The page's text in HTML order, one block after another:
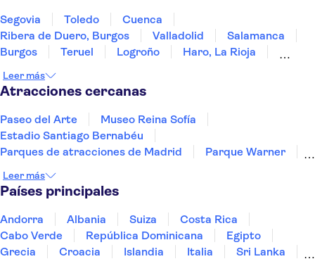
Segovia Toledo
Cuenca
Ribera de Duero, Burgos
Valladolid
Salamanca
Burgos
Teruel Logroño
Haro, La Rioja
Vitoria-Gasteiz
Leer más
Atracciones cercanas
Paseo del Arte
Museo Reina Sofía
Estadio Santiago Bernabéu
Parques de atracciones de Madrid
Parque Warner
Museo Nacional Thyssen-Bornemisza
Palacio Real de Madrid
El Escorial
La Sagrada Familia
Teatro-Museo Dalí
Puy du Fou España
Hortensia Herrero Art Centre
Museo Picasso Málaga
Leer más
Países principales
Andorra Albania Suiza
Costa Rica
Cabo Verde
República Dominicana
Egipto
Grecia
Croacia Islandia Italia
Sri Lanka